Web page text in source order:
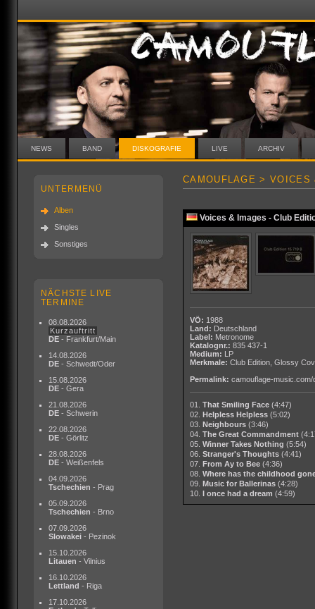
NEWS BAND DISKOGRAFIE LIVE ARCHIV
UNTERMENÜ
Alben
Singles
Sonstiges
NÄCHSTE LIVE
TERMINE
08.08.2026
Kurzauftritt
DE - Frankfurt/Main
14.08.2026
DE - Schwedt/Oder
15.08.2026
DE - Gera
21.08.2026
DE - Schwerin
22.08.2026
DE - Görlitz
28.08.2026
DE - Weißenfels
04.09.2026
Tschechien - Prag
05.09.2026
Tschechien - Brno
07.09.2026
Slowakei - Pezinok
15.10.2026
Litauen - Vilnius
16.10.2026
Lettland - Riga
17.10.2026
CAMOUFLAGE > VOICES
Voices & Images - Club
VÖ: 1988
Land: Deutschland
Label: Metronome
Katalognr.: 835 437-1
Medium: LP
Merkmale: Club Edition, Glossy
Permalink: camouflage-music.com/
01. That Smiling Face (4:47)
02. Helpless Helpless (5:02)
03. Neighbours (3:46)
04. The Great Commandment
05. Winner Takes Nothing (5:54)
06. Stranger's Thoughts (4:41)
07. From Ay to Bee (4:36)
08. Where has the childhood
09. Music for Ballerinas (4:28)
10. I once had a dream (4:59)